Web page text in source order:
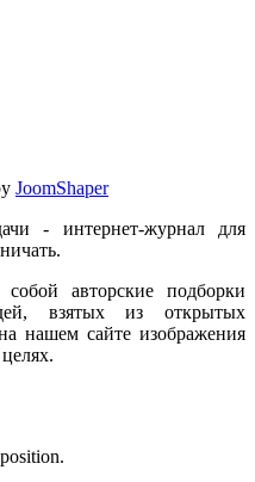
JoomShaper
- интернет-журнал для
авторские подборки
взятых из открытых
нашем сайте изображения